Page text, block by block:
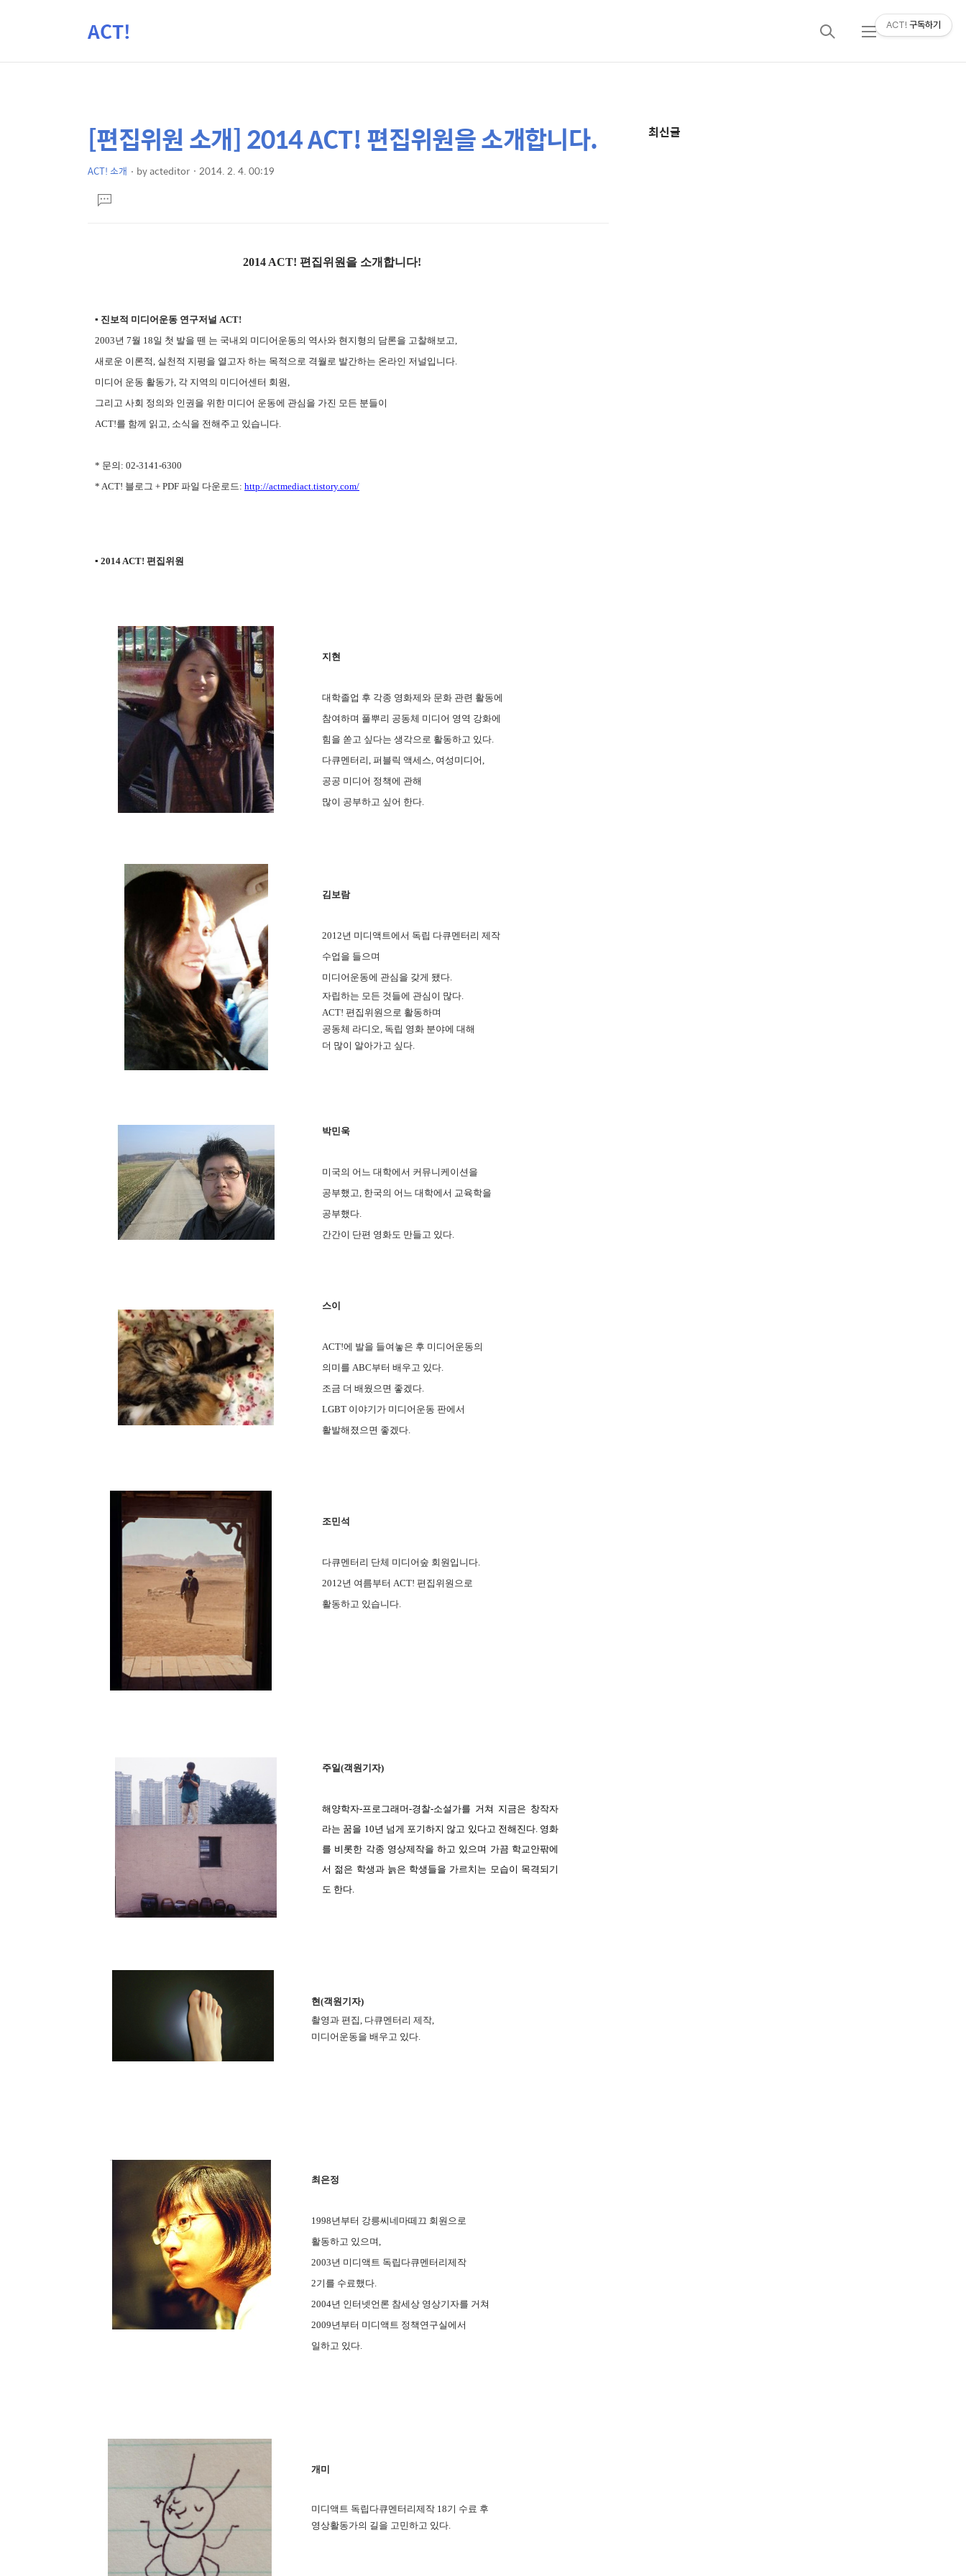
ACT!
검
메
상
세
컨
텐
본
문
제
[편집위원 소개] 2014 ACT! 편집위원을 소개합니다.
ACT! 소개 byacteditor 2014. 2. 4. 00:19
문댓
글
2014 ACT! 편집위원을 소개합니다!
▪ 진보적 미디어운동 연구저널 ACT!
2003년 7월 18일 첫 발을 뗀 는 국내외 미디어운동의 역사와 현지형의 담론을 고찰해보고,
새로운 이론적, 실천적 지평을 열고자 하는 목적으로 격월로 발간하는 온라인 저널입니다.
미디어 운동 활동가, 각 지역의 미디어센터 회원,
그리고 사회 정의와 인권을 위한 미디어 운동에 관심을 가진 모든 분들이
ACT!를 함께 읽고, 소식을 전해주고 있습니다.
* 문의: 02-3141-6300
* ACT! 블로그 + PDF 파일 다운로드: http://actmediact.tistory.com/
▪ 2014 ACT! 편집위원
지현
대학졸업 후 각종 영화제와 문화 관련 활동에
참여하며 풀뿌리 공동체 미디어 영역 강화에
힘을 쏟고 싶다는 생각으로 활동하고 있다.
다큐멘터리, 퍼블릭 액세스, 여성미디어,
공공 미디어 정책에 관해
많이 공부하고 싶어 한다.
김보람
2012년 미디액트에서 독립 다큐멘터리 제작
수업을 들으며
미디어운동에 관심을 갖게 됐다.
자립하는 모든 것들에 관심이 많다.
ACT! 편집위원으로 활동하며
공동체 라디오, 독립 영화 분야에 대해
더 많이 알아가고 싶다.
박민욱
미국의 어느 대학에서 커뮤니케이션을
공부했고, 한국의 어느 대학에서 교육학을
공부했다.
간간이 단편 영화도 만들고 있다.
스이
ACT!에 발을 들여놓은 후 미디어운동의
의미를 ABC부터 배우고 있다.
조금 더 배웠으면 좋겠다.
LGBT 이야기가 미디어운동 판에서
활발해졌으면 좋겠다.
조민석
다큐멘터리 단체 미디어숲 회원입니다.
2012년 여름부터 ACT! 편집위원으로
활동하고 있습니다.
주일(객원기자)
해양학자-프로그래머-경찰-소설가를 거쳐 지금은 창작자
라는 꿈을 10년 넘게 포기하지 않고 있다고 전해진다. 영화
를 비롯한 각종 영상제작을 하고 있으며 가끔 학교안팎에
서 젊은 학생과 늙은 학생들을 가르치는 모습이 목격되기
도 한다.
현(객원기자)
촬영과 편집, 다큐멘터리 제작,
미디어운동을 배우고 있다.
최은정
1998년부터 강릉씨네마떼끄 회원으로
활동하고 있으며,
2003년 미디액트 독립다큐멘터리제작
2기를 수료했다.
2004년 인터넷언론 참세상 영상기자를 거쳐
2009년부터 미디액트 정책연구실에서
일하고 있다.
개미
미디액트 독립다큐멘터리제작 18기 수료 후
영상활동가의 길을 고민하고 있다.
추
최신글
ACT! 구독하기